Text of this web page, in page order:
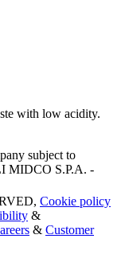
with low acidity.
subject to
MIDCO S.P.A. -
Cookie policy
&
& Customer